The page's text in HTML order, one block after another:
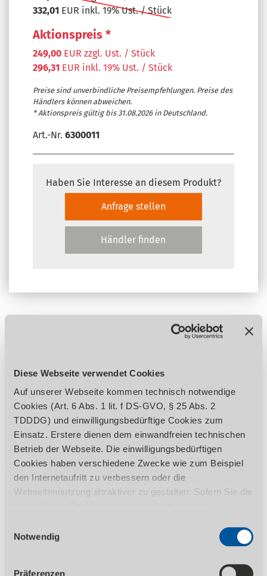
Diese Webseite verwendet Cookies
Auf unserer Webseite kommen technisch notwendige
Cookies (Art. 6 Abs. 1 lit. f DS-GVO, § 25 Abs. 2
TDDDG) und einwilligungsbedürftige Cookies zum
Einsatz. Erstere dienen dem einwandfreien technischen
Betrieb der Webseite. Die einwilligungsbedürftigen
Cookies haben verschiedene Zwecke wie zum Beispiel
den Internetaufritt zu verbessern oder die
Webseitennutzung attraktiver zu gestalten. Sofern Sie die
1 TDDDG erforderlich. Ihre erteilte Einwilligung können
Sie jederzeit durch Aufruf des Consent-Banners mit
Wirkung für die Zukunft widerrufen. Nähere Informationen
Notwendig
Präferenzen
332,01 EUR inkl. 19% Ust. / Stück
Aktionspreis *
249,00 EUR zzgl. Ust. / Stück
296,31 EUR inkl. 19% Ust. / Stück
Preise sind unverbindliche Preisempfehlungen. Preise des
Händlers können abweichen.
* Aktionspreis gültig bis 31.08.2026 in Deutschland.
Art.-Nr. 6300011
Haben Sie Interesse an diesem Produkt?
Anfrage stellen
Händler finden
BESCHREIBUNG
HERAUSSTELLUNGSMERKMALE
TECHNISCHE DATEN LIEFERUMFANG
ZUBEHÖR
REGULATORISCHE PRODUKTINFORMATIONEN
Handwerk und bei Reparaturen in Schulen,